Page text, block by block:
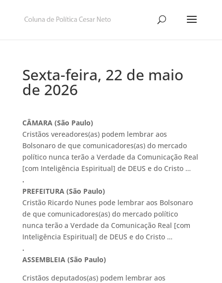
Sexta-feira, 22 de maio
de 2026
CÂMARA (São Paulo)
Cristãos vereadores(as) podem lembrar aos
Bolsonaro de que comunicadores(as) do mercado
político nunca terão a Verdade da Comunicação Real
[com Inteligência Espiritual] de DEUS e do Cristo …
.
PREFEITURA (São Paulo)
Cristão Ricardo Nunes pode lembrar aos Bolsonaro
de que comunicadores(as) do mercado político
nunca terão a Verdade da Comunicação Real [com
Inteligência Espiritual] de DEUS e do Cristo …
.
ASSEMBLEIA (São Paulo)
Cristãos deputados(as) podem lembrar aos